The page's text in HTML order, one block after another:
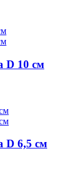
D 10 см
D 6,5 см